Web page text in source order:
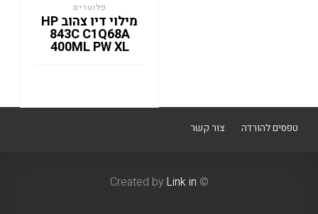
פלוטרים
מילוי דיו צהוב HP
843C C1Q68A
400ML PW XL
טפסים להורדה צור קשר
© Created by
Link in